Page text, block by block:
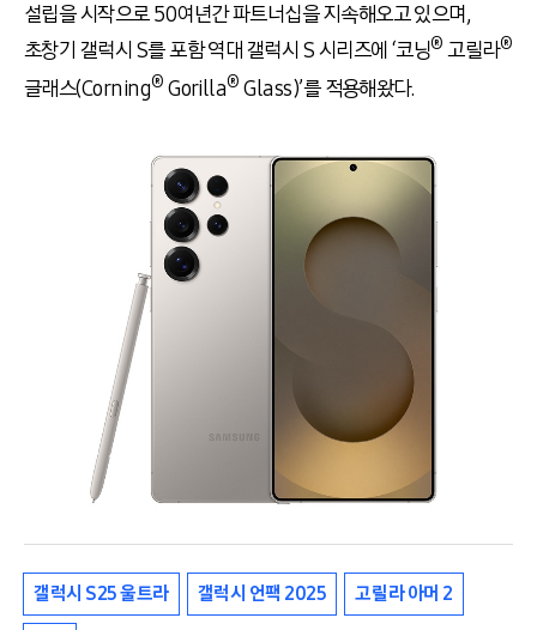
설립을 시작으로 50여년간 파트너십을 지속해오고 있으며,
초창기 갤럭시 S를 포함 역대 갤럭시 S 시리즈에 ‘코닝® 고릴라®
글래스(Corning® Gorilla® Glass)’를 적용해왔다.
갤럭시 S25 울트라 갤럭시 언팩 2025 고릴라 아머 2